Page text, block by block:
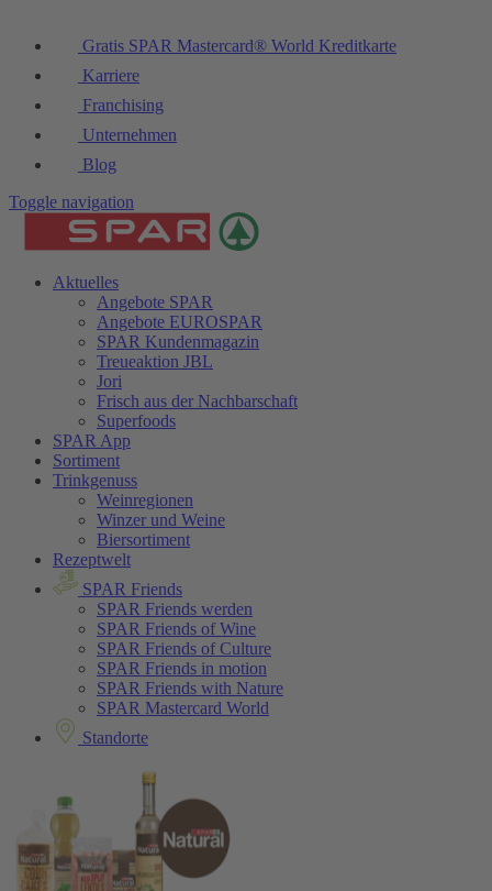
Gratis SPAR Mastercard® World Kreditkarte
Karriere
Franchising
Unternehmen
Blog
Toggle navigation
Aktuelles
Angebote SPAR
Angebote EUROSPAR
SPAR Kundenmagazin
Treueaktion JBL
Jori
Frisch aus der Nachbarschaft
Superfoods
SPAR App
Sortiment
Trinkgenuss
Weinregionen
Winzer und Weine
Biersortiment
Rezeptwelt
SPAR Friends
SPAR Friends werden
SPAR Friends of Wine
SPAR Friends of Culture
SPAR Friends in motion
SPAR Friends with Nature
SPAR Mastercard World
Standorte